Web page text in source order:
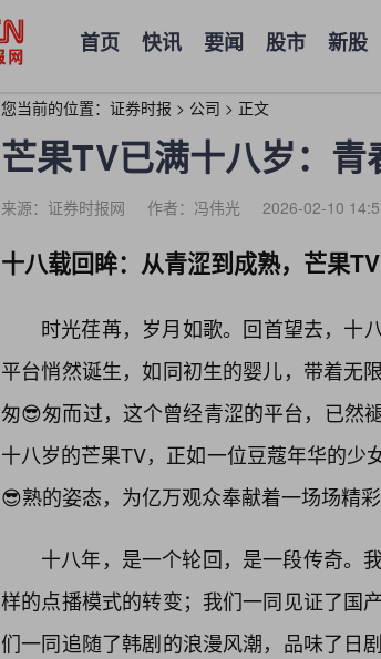
首页 快讯 要闻 股市 新股
您当前的位置： 证券时报 > 公司 > 正文
芒果TV已满十八岁：
来源：证券时报网 作者：冯伟光 2026-02-10
十八载回眸：从青涩到成熟，芒果
时光荏苒，岁月如歌。回首望去，十
平台悄然诞生，如同初生的婴儿，带着无
匆😎匆而过，这个曾经青涩的平台，已然
十八岁的芒果TV，正如一位豆蔻年华的少
😎熟的姿态，为亿万观众奉献着一场场精彩
十八年，是一个轮回，是一段传奇。
样的点播模式的转变；我们一同见证了国
们一同追随了韩剧的浪漫风潮，品味了日